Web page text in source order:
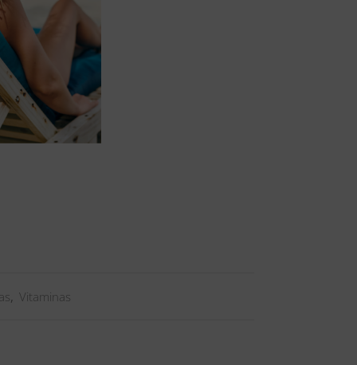
, Vitaminas